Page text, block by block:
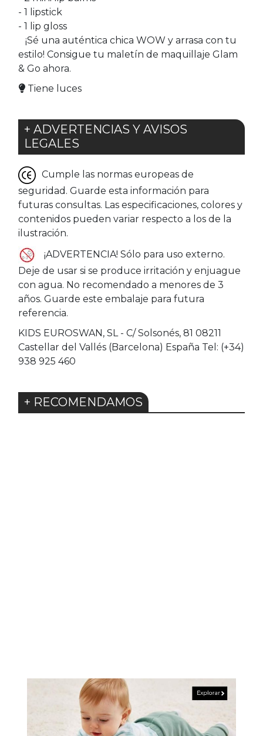
- 1 lipstick
- 1 lip gloss
¡Sé una auténtica chica WOW y arrasa con tu
estilo! Consigue tu maletín de maquillaje Glam
& Go ahora.
Tiene luces
+ ADVERTENCIAS Y AVISOS
LEGALES
Cumple las normas europeas de
seguridad. Guarde esta información para
futuras consultas. Las especificaciones, colores y
contenidos pueden variar respecto a los de la
ilustración.
¡ADVERTENCIA! Sólo para uso externo.
Deje de usar si se produce irritación y enjuague
con agua. No recomendado a menores de 3
años. Guarde este embalaje para futura
referencia.
KIDS EUROSWAN, SL - C/ Solsonés, 81 08211
Castellar del Vallés (Barcelona) España Tel: (+34)
938 925 460
+ RECOMENDAMOS